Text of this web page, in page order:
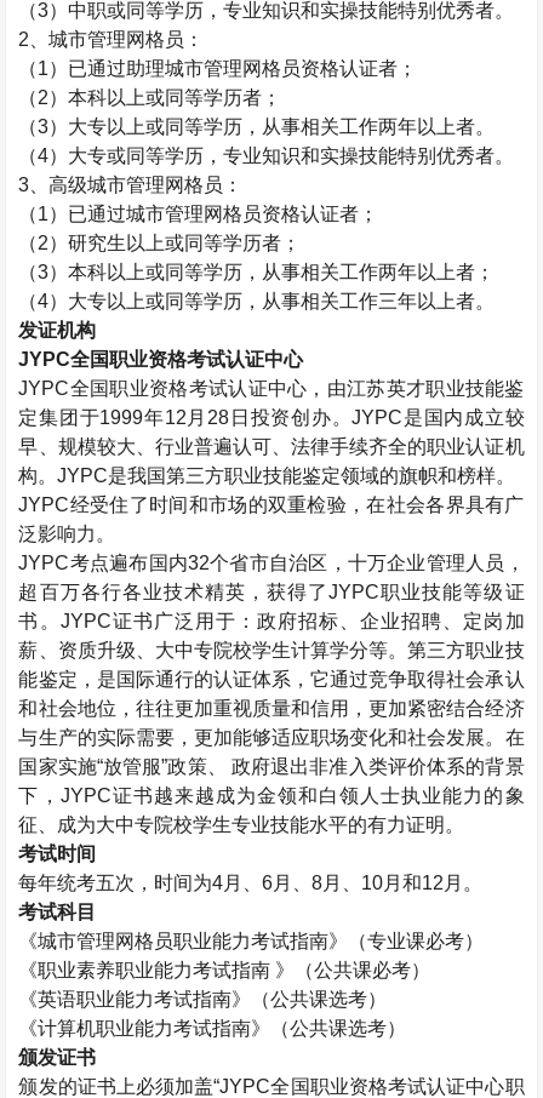
（3）中职或同等学历，专业知识和实操技能特别优秀者。
2 、城市管理网格员：
（1）已通过助理城市管理网格员资格认证者；
（2）本科以上或同等学历者；
（3）大专以上或同等学历，从事相关工作两年以上者。
（4）大专或同等学历，专业知识和实操技能特别优秀者。
3 、高级城市管理网格员：
（1）已通过城市管理网格员资格认证者；
（2）研究生以上或同等学历者；
（3）本科以上或同等学历，从事相关工作两年以上者；
（4）大专以上或同等学历，从事相关工作三年以上者。
发证机构
JYPC全国职业资格考试认证中心
JYPC全国职业资格考试认证中心，由江苏英才职业技能鉴
定集团于1999年12 月 28 日投资创办。JYPC是国内成立较
早、规模较大、行业普遍认可、法律手续齐全的职业认证机
构。JYPC是我国第三方职业技能鉴定领域的旗帜和榜样。
JYPC经受住了时间和市场的双重检验，在社会各界具有广
泛影响力。
JYPC考点遍布国内32个省市自治区，十万企业管理人员，
超百万各行各业技术精英，获得了JYPC职业技能等级证
书。 JYPC证书广泛用于：政府招标、企业招聘、定岗加
薪、资质升级、大中专院校学生计算学分等。第三方职业技
能鉴定，是国际通行的认证体系，它通过竞争取得社会承认
和社会地位，往往更加重视质量和信用，更加紧密结合经济
与生产的实际需要，更加能够适应职场变化和社会发展。在
国家实施“放管服”政策、 政府退出非准入类评价体系的背景
下， JYPC证书越来越成为金领和白领人士执业能力的象
征、成为大中专院校学生专业技能水平的有力证明。
考试时间
每年统考五次，时间为4月、6月、8月、 10月和12 月。
考试科目
《城市管理网格员职业能力考试指南》（专业课必考）
《职业素养职业能力考试指南 》（公共课必考）
《英语职业能力考试指南》（公共课选考）
《计算机职业能力考试指南》（公共课选考）
颁发证书
颁发的证书上必须加盖“JYPC全国职业资格考试认证中心职